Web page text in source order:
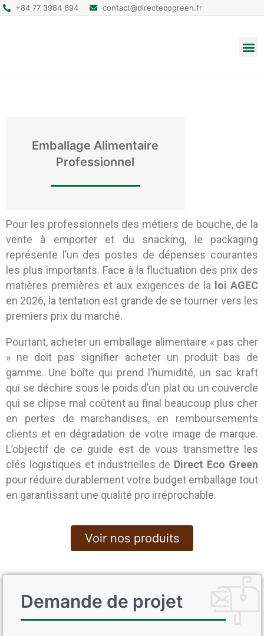
+84 77 3984 694 contact@directecogreen.fr
Emballage Alimentaire
Professionnel
Pour les professionnels des métiers de bouche, de la
vente à emporter et du snacking, le packaging
représente l’un des postes de dépenses courantes
les plus importants. Face à la fluctuation des prix des
matières premières et aux exigences de la loi AGEC
en 2026, la tentation est grande de se tourner vers les
premiers prix du marché.
Pourtant, acheter un emballage alimentaire « pas cher
» ne doit pas signifier acheter un produit bas de
gamme. Une boîte qui prend l’humidité, un sac kraft
qui se déchire sous le poids d’un plat ou un couvercle
qui se clipse mal coûtent au final beaucoup plus cher
en pertes de marchandises, en remboursements
clients et en dégradation de votre image de marque.
L’objectif de ce guide est de vous transmettre les
clés logistiques et industrielles de Direct Eco Green
pour réduire durablement votre budget emballage tout
en garantissant une qualité pro irréprochable.
Voir nos produits
Demande de projet